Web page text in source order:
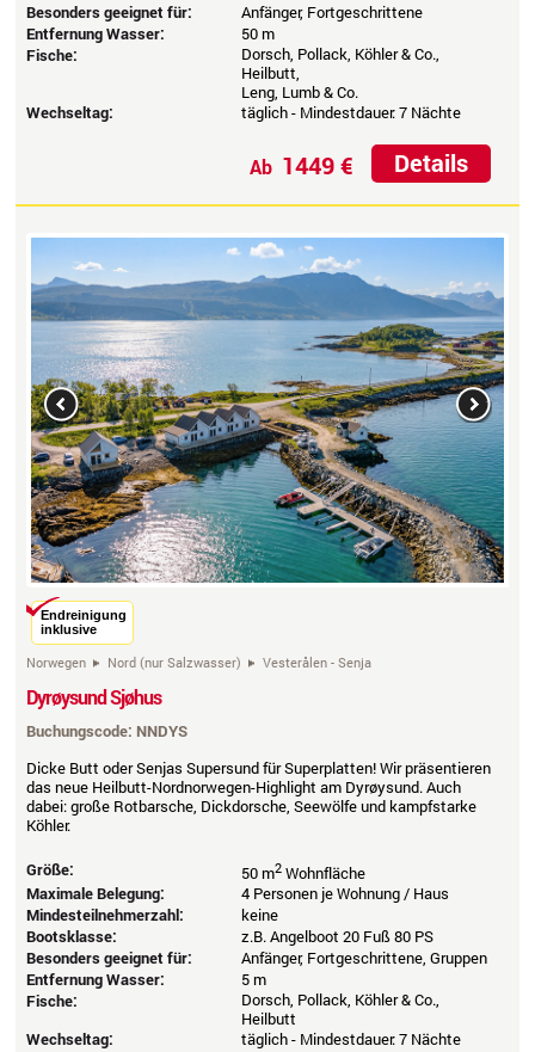
Besonders geeignet für:
Anfänger, Fortgeschrittene
Entfernung Wasser:
50 m
Fische:
Dorsch, Pollack, Köhler & Co.,
Heilbutt,
Leng, Lumb & Co.
Wechseltag:
täglich - Mindestdauer: 7 Nächte
Details
Ab 1449 €
Previous Next
Endreinigung
inklusive
Norwegen Nord (nur Salzwasser) Vesterålen - Senja
Dyrøysund Sjøhus
Buchungscode: NNDYS
Dicke Butt oder Senjas Supersund für Superplatten! Wir präsentieren
das neue Heilbutt-Nordnorwegen-Highlight am Dyrøysund. Auch
dabei: große Rotbarsche, Dickdorsche, Seewölfe und kampfstarke
Köhler.
Größe: 50 m2Wohnfläche
Maximale Belegung:
4 Personen je Wohnung / Haus
Mindesteilnehmerzahl:
keine
Bootsklasse:
z.B. Angelboot 20 Fuß 80 PS
Besonders geeignet für:
Anfänger, Fortgeschrittene, Gruppen
Entfernung Wasser:
5 m
Fische:
Dorsch, Pollack, Köhler & Co.,
Heilbutt
Wechseltag:
täglich - Mindestdauer: 7 Nächte